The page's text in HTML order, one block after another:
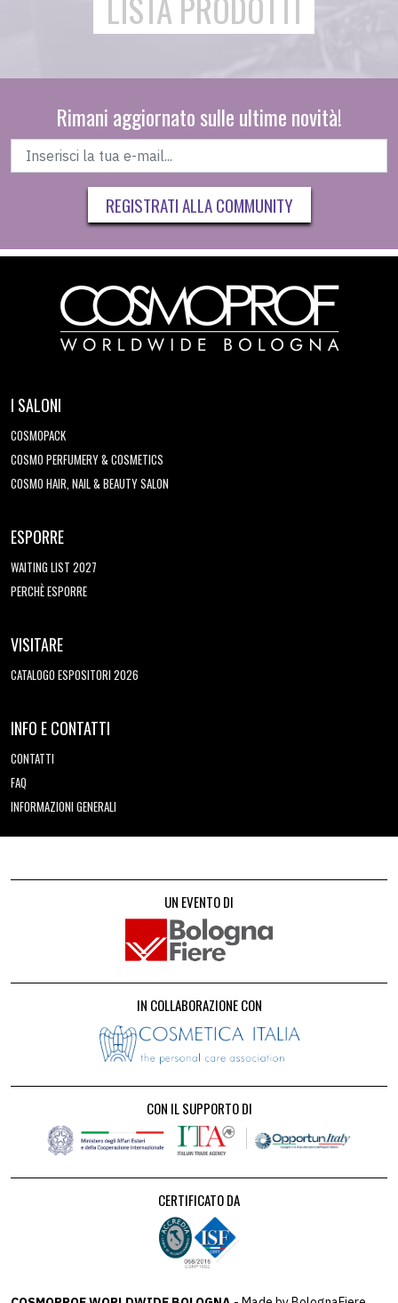
Rimani aggiornato sulle ultime novità!
REGISTRATI ALLA COMMUNITY
I SALONI
COSMOPACK
COSMO PERFUMERY & COSMETICS
COSMO HAIR, NAIL & BEAUTY SALON
ESPORRE
WAITING LIST 2027
PERCHÈ ESPORRE
VISITARE
CATALOGO ESPOSITORI 2026
INFO E CONTATTI
CONTATTI
FAQ
INFORMAZIONI GENERALI
UN EVENTO DI
IN COLLABORAZIONE CON
CON IL SUPPORTO DI
CERTIFICATO DA